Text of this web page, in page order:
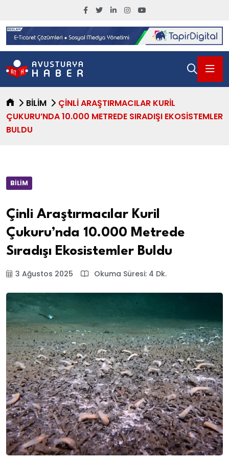
BILIM
ÇINLI ARAŞTIRMACILAR KURIL
ÇUKURU’NDA 10.000 METREDE SIRADIŞI EKOSISTEMLER
BULDU
BILIM
Çinli Araştırmacılar Kuril
Çukuru’nda 10.000 Metrede
Sıradışı Ekosistemler Buldu
3 Ağustos 2025 Okuma Süresi: 4 Dk.